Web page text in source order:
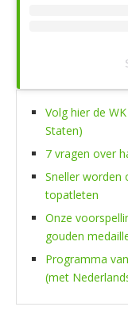
Volg hier de
Staten)
7 vragen over
Sneller worden
topatleten
Onze
gouden
Programma
(met